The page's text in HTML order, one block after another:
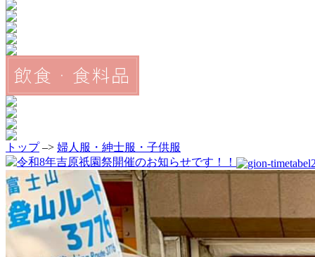
トップ–> 婦人服・紳士服・子供服